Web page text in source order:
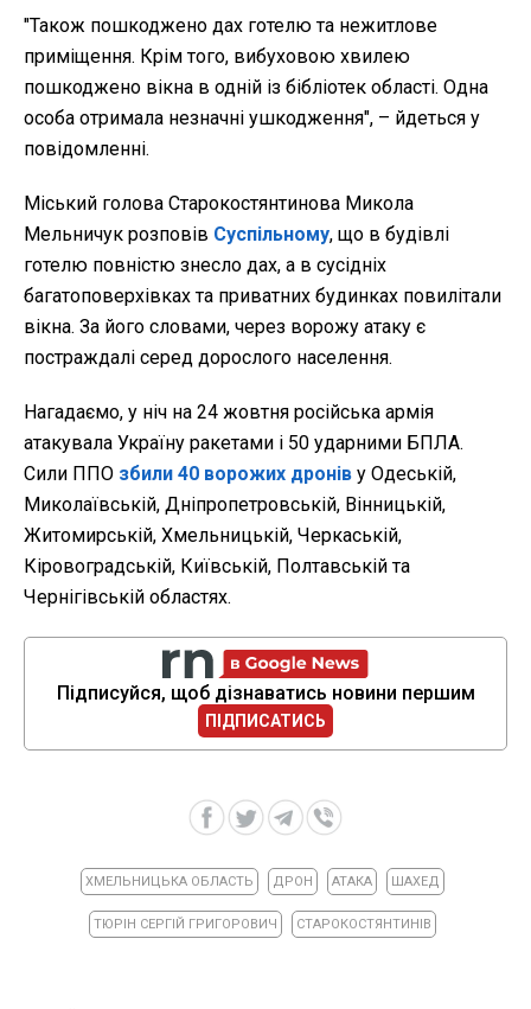
"Також пошкоджено дах готелю та нежитлове
приміщення. Крім того, вибуховою хвилею
пошкоджено вікна в одній із бібліотек області. Одна
особа отримала незначні ушкодження", – йдеться у
повідомленні.
Міський голова Старокостянтинова Микола
Мельничук розповів Суспільному, що в будівлі
готелю повністю знесло дах, а в сусідніх
багатоповерхівках та приватних будинках повилітали
вікна. За його словами, через ворожу атаку є
постраждалі серед дорослого населення.
Нагадаємо, у ніч на 24 жовтня російська армія
атакувала Україну ракетами і 50 ударними БПЛА.
Сили ППО збили 40 ворожих дронів у Одеській,
Миколаївській, Дніпропетровській, Вінницькій,
Житомирській, Хмельницькій, Черкаській,
Кіровоградській, Київській, Полтавській та
Чернігівській областях.
Підписуйся, щоб дізнаватись новини першим
ПІДПИСАТИСЬ
ХМЕЛЬНИЦЬКА ОБЛАСТЬ ДРОН АТАКА ШАХЕД
ТЮРІН СЕРГІЙ ГРИГОРОВИЧ СТАРОКОСТЯНТИНІВ